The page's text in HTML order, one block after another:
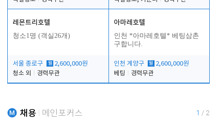
레몬트리호텔
청소1명 (객실26개)
서울 종로구 월 2,600,000원
청소 외
경력무관
아마레호텔
인천 *아마레호텔* 베팅삼촌
구합니다.
인천 계양구 월 2,600,000원
베팅
경력무관
채용 메인포커스 1 / 2